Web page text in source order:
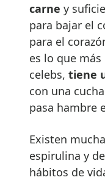
carne y
para bajar el
para el
es lo que
celebs, tiene
con una
pasa hambre
Existen
espirulina y
hábitos de